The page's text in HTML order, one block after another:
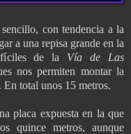
con tendencia a la
a una repisa grande en la
de la Vía de Las
nos permiten montar la
total unos 15 metros.
placa expuesta en la que
quince metros, aunque